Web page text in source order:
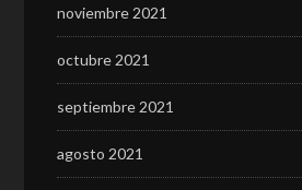
noviembre 2021
octubre 2021
septiembre 2021
agosto 2021